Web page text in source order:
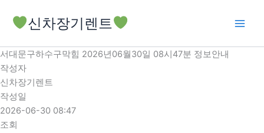
로
건
너
뛰
기
신차장기렌트
서대문구하수구막힘 2026년06월30일 08시47분 정보안내
작성자
신차장기렌트
작성일
2026-06-30 08:47
조회